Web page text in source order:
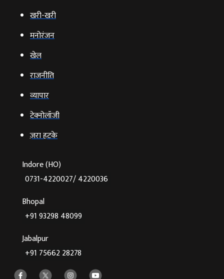
खरी-खरी
मनोरंजन
खेल
राजनीति
व्‍यापार
टेक्‍नोलॉजी
ज़रा हटके
Indore (HO)
0731-4220027/ 4220036
Bhopal
+91 93298 48099
Jabalpur
+91 75662 28278